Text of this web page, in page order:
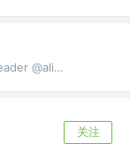
https://github.com/fantj2016/java-reader @alibaba
关注